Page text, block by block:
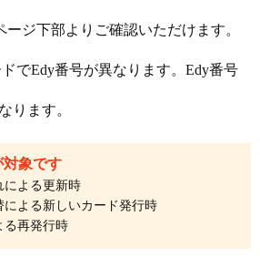
ジ下部よりご確認いただけます。
でEdy番号が異なります。Edy番号
ります。
対象です
による更新時
による新しいカード発行時
る再発行時